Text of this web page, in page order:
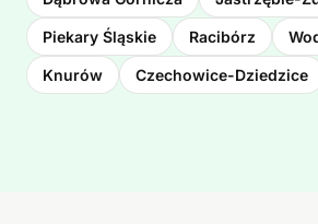
Piekary Śląskie Racibórz
Knurów Czechowice-Dziedzice